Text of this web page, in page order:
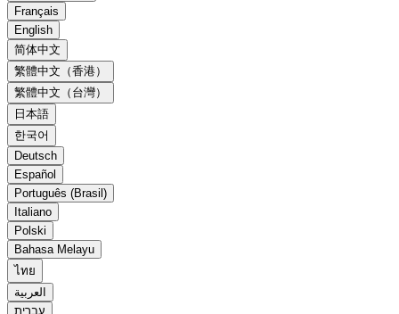
Français
English
简体中文
繁體中文（香港）
繁體中文（台灣）
日本語
한국어
Deutsch
Español
Português (Brasil)
Italiano
Polski
Bahasa Melayu
ไทย
العربية
עברית